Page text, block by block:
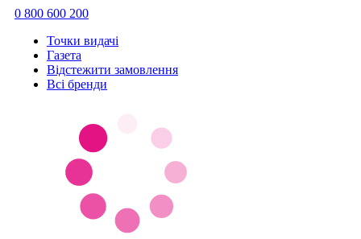
0 800 600 200
Точки видачi
Газета
Відстежити замовлення
Всі бренди